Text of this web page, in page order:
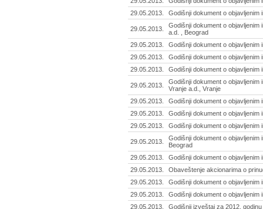
29.05.2013.
Godišnji dokument o objavljenim
29.05.2013.
Godišnji dokument o
a.d. , Beograd
29.05.2013.
Godišnji dokument o objavljenim
29.05.2013.
Godišnji dokument o objavljenim
29.05.2013.
Godišnji dokument o objavljenim
29.05.2013.
Godišnji dokument o objavljenim
Vranje a.d., Vranje
29.05.2013.
Godišnji dokument o
29.05.2013.
Godišnji dokument o
29.05.2013.
Godišnji dokument o
29.05.2013.
Godišnji dokument o
Beograd
29.05.2013.
Godišnji dokument o
29.05.2013.
Obaveštenje akcionarima o
29.05.2013.
Godišnji dokument o
29.05.2013.
Godišnji dokument o
29.05.2013.
Godišnji izveštaj za 2012.